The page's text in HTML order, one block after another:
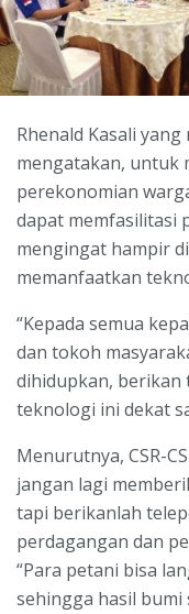
Rhenald Kasali
mengatakan, untuk
perekonomian
dapat memfasilitasi
mengingat hampir
memanfaatkan
“Kepada semua
dan tokoh
dihidupkan, berikan
teknologi ini dekat
Menurutnya, CSR-
jangan lagi
tapi berikanlah
perdagangan dan
“Para petani bisa
sehingga hasil